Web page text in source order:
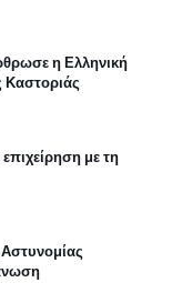
η Ελληνική
Καστοριάς
με τη